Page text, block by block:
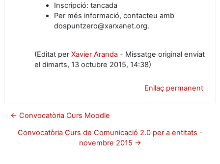
Inscripció: tancada
Per més informació, contacteu amb
dospuntzero@xarxanet.org.
(Editat perXavier Aranda - Missatge original enviat
el dimarts, 13 octubre 2015, 14:38)
Enllaç permanent
← Convocatòria Curs Moodle
Convocatòria Curs de Comunicació 2.0 per a entitats -
novembre 2015 →